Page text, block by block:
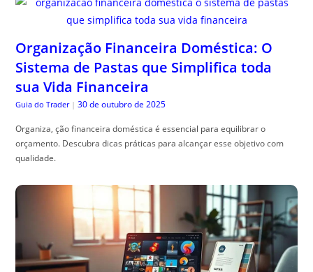
Organização Financeira Doméstica: O
Sistema de Pastas que Simplifica toda
sua Vida Financeira
Guia do Trader | 30 de outubro de 2025
Organiza, ção financeira doméstica é essencial para equilibrar o
orçamento. Descubra dicas práticas para alcançar esse objetivo com
qualidade.